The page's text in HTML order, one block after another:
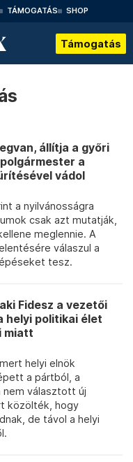
TÁMOGATÁS SHOP
Támogatás
állítja a győri
a
vádol
a nyilvánosságra
csak azt mutatják,
meglennie. A
válaszul a
tesz.
Fidesz a vezetői
helyi politikai élet
miatt
helyi elnök
a pártból, a
választott új
közölték, hogy
de távol a helyi